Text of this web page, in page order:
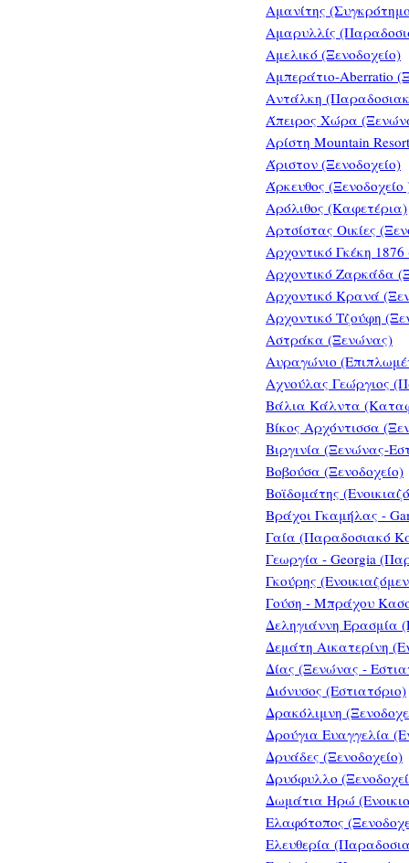
Αμανίτης
Αμαρυλλίς
Αμελικό (Ξενοδοχείο)
Αμπεράτιο-Αberratio
Αντάλκη
Άπειρος Χώρα
Αρίστη Mountain
Άριστον (Ξενοδοχείο)
Άρκευθος (Ξενοδοχείο
Αρόλιθος (Καφετέρια)
Αρτσίστας Οικίες
Αρχοντικό Γκέκη
Αρχοντικό Ζαρκάδα
Αρχοντικό Κρανά
Αρχοντικό Τζούφη
Αστράκα (Ξενώνας)
Αυραγώνιο
Αχνούλας Γεώργιος
Βάλια Κάλντα
Βίκος Αρχόντισσα
Βιργινία (Ξενώνας-
Βοβούσα (Ξενοδοχείο)
Βοϊδομάτης
Βράχοι Γκαμήλας -
Γαία (Παραδοσιακό
Γεωργία - Georgia
Γκούρης
Γούση - Μπράχου
Δεληγιάννη Ερασμία
Δεμάτη Αικατερίνη
Δίας (Ξενώνας -
Διόνυσος (Εστιατόριο)
Δρακόλιμνη
Δρούγια Ευαγγελία
Δρυάδες (Ξενοδοχείο)
Δρυόφυλλο
Δωμάτια Ηρώ
Ελαφότοπος
Ελευθερία